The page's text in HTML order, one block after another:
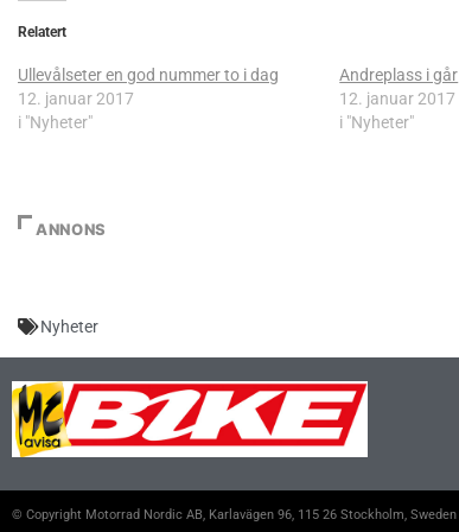
Relatert
Ullevålseter en god nummer to i dag
12. januar 2017
i "Nyheter"
Andreplass i går
12. januar 2017
i "Nyheter"
ANNONS
Nyheter
© Copyright Motorrad Nordic AB, Karlavägen 96, 115 26 Stockholm, Sweden